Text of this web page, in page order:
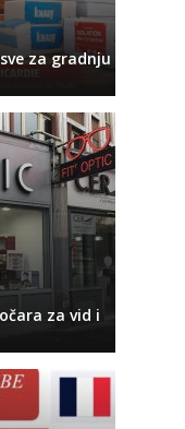
za gradnju
za vid i